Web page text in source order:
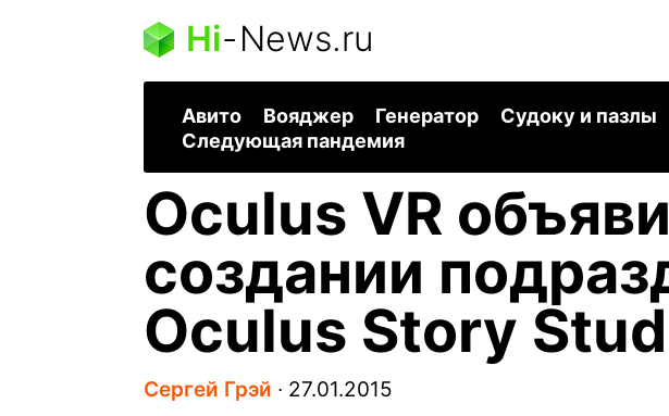
Hi-News.ru
Авито Вояджер Генератор Судоку и пазлы
Следующая пандемия
Oculus VR
создании
Oculus Story
Сергей Грэй ∙ 27.01.2015